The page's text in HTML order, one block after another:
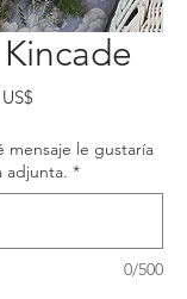
Precio
mensaje le gustaría
adjunta. *
0/500